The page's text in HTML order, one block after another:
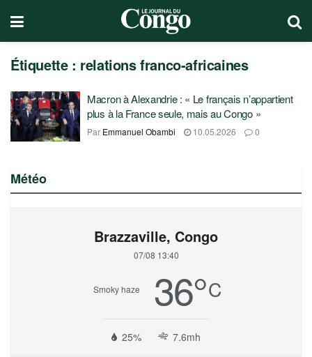
Étiquette : relations franco-africaines
Macron à Alexandrie : « Le français n’appartient
plus à la France seule, mais au Congo »
Par Emmanuel Obambi 10.05.2026 0
Météo
Brazzaville, Congo
07/08 13:40
Smoky haze 36°C
25% 7.6mh